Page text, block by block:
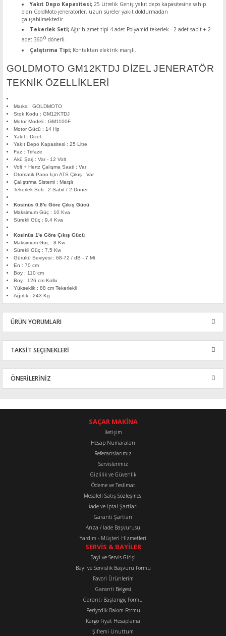
Yakıt Depo Kapasitesi;25 Litrelik Geniş yakıt depo kapasitesine sahip
olan GoldMoto jeneratörler, uzun süreler yakıt doldurmadan
çalışabilmektedir.
Tekerlek Seti;Ağır hizmet tipi 4 adet Polyamid tekerlek - 2 adet sabit + 2
adet 360o dönerli.
Çalıştırma Tipi;Kontaktan elektrik marşlı.
GOLDMOTO GM12KTDJ DİZEL JENERATÖR
TEKNİK ÖZELLİKLERİ
Marka : GOLDMOTO
Stok Kodu : GM12KTDJ
Motor Modeli : GM1100F
Motor Gücü : 14 Hp
Yakıt : Dizel
Yakıt Depo Kapasitesi : 25 Litre
Faz : Trifaze
Akü Şarj : Var - 12 Volt
Volt + Hertz Çalışma Saati : Var
Otomatik Pano İçin ATS Çıkış : Var
Çalıştırma Sistemi : Marşlı
Tekerlek Seti : 2 Sabit / 2 Döner
Kosinüs 0.8'e Göre Çıkış Gücü
Maksimum Güç : 10 Kva
Sürekli Güç : 9,4 Kva
Kosinüs 1'e Göre Çıkış Gücü
Maksimum Güç : 8 Kw
Sürekli Güç : 7,5 Kw
Gürültü Seviyesi : 68-72 / dB - 7 Mt
En : 70 cm
Boy : 110 cm
Boy : 126 cmKollu
Yükseklik :88 cmTekerlekli
Ağırlık : 243 Kg
ÜRÜN YORUMLARI
Bu ürüne ilk yorumu siz yapın!
TAKSİT SEÇENEKLERİ
ÖNERİLERİNİZ
konularda yetersiz gördüğünüz noktaları öneri formunu kullanarak
Görüş ve önerileriniz için teşekkür ederiz.
Ürün resmi kalitesiz, bozuk veya görüntülenemiyor.
Ürün bilgilerinde hatalar bulunuyor.
Ürün fiyatı diğer sitelerden daha pahalı.
Bu ürüne benzer farklı alternatifler olmalı.
Gönder
SAÇAR MAKİNA
İletişim
Hesap Numaraları
Referanslarımız
Servislerimiz
Gizlilik ve Güvenlik
Ödeme ve Teslimat
Mesafeli Satış Sözleşmesi
İade ve iptal Şartları
Garanti Şartları
Arıza / İade Başvurusu
Yardım - Müşteri Hizmetleri
SERVİS & BAYİLER
Bayi ve Servis Girişi
Bayi ve Servislik Başvuru Formu
Favori Ürünlerim
Garanti Belgesi
Garanti Başlangıç Formu
Periyodik Bakım Formu
Kargo Fiyat Hesaplama
Şifremi Unuttum